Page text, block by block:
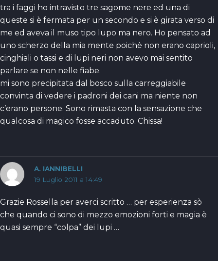
tra i faggi ho intravisto tre sagome nere ed una di
queste si è fermata per un secondo e si è girata verso di
me ed aveva il muso tipo lupo ma nero. Ho pensato ad
uno scherzo della mia mente poichè non erano caprioli,
cinghiali o tassi e di lupi neri non avevo mai sentito
parlare se non nelle fiabe.
mi sono precipitata dal bosco sulla carreggiabile
convinta di vedere i padroni dei cani ma niente non
c’erano persone. Sono rimasta con la sensazione che
qualcosa di magico fosse accaduto. Chissa!
A. IANNIBELLI
19 Luglio 2011 a 14:49
Grazie Rossella per averci scritto … per esperienza sò
che quando ci sono di mezzo emozioni forti e magia è
quasi sempre “colpa” dei lupi …